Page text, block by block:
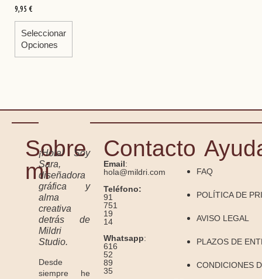
9,95 €
Seleccionar
Opciones
Sobre
mí
¡Hola! Soy
Sara,
diseñadora
gráfica y
alma
creativa
detrás de
Mildri
Studio.
Desde
siempre he
Contacto
Email:
hola@mildri.com
Teléfono:
91
751
19
14
Whatsapp:
616
52
89
35
FAQ
POLÍTICA DE
AVISO LEGAL
PLAZOS DE
CONDICIONES